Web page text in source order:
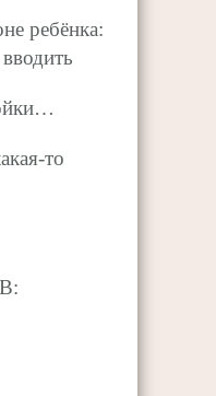
ребёнка:
то